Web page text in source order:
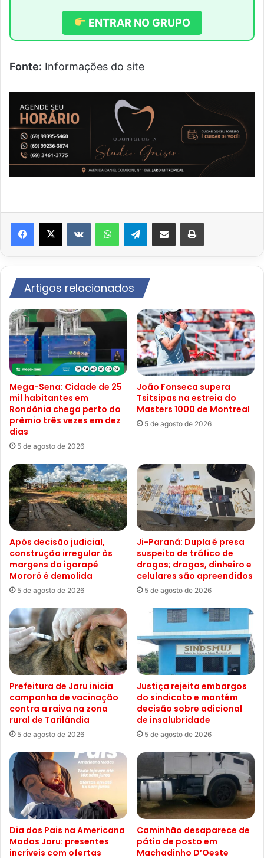
ENTRAR NO GRUPO
Fonte: Informações do site
VK WhatsAppTelegramCompartilhar via e-mail Imprimir
Artigos relacionados
Mega-Sena: Cidade de 25
mil habitantes em
Rondônia chega perto do
prêmio três vezes em dez
dias
5 de agosto de 2026
João Fonseca supera
Tsitsipas na estreia do
Masters 1000 de Montreal
5 de agosto de 2026
Após decisão judicial,
construção irregular às
margens do igarapé
Mororó é demolida
5 de agosto de 2026
Ji-Paraná: Dupla é presa
suspeita de tráfico de
drogas; drogas, dinheiro e
celulares são apreendidos
5 de agosto de 2026
Prefeitura de Jaru inicia
campanha de vacinação
contra a raiva na zona
rural de Tarilândia
5 de agosto de 2026
Justiça rejeita embargos
do sindicato e mantém
decisão sobre adicional
de insalubridade
5 de agosto de 2026
Dia dos Pais na Americana
Modas Jaru: presentes
incríveis com ofertas
Caminhão desaparece de
pátio de posto em
Machadinho D’Oeste